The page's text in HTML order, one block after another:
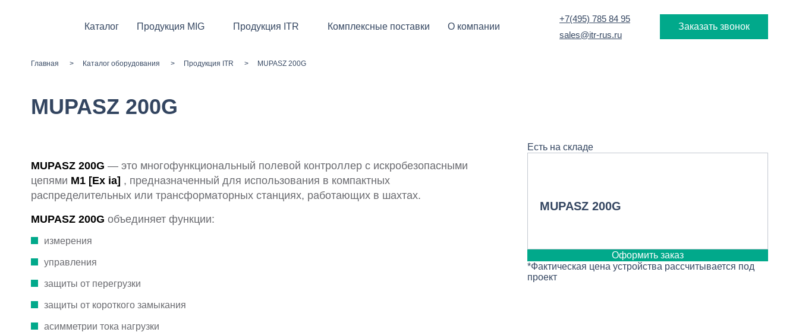
Каталог Продукция MIG Продукция ITR Комплексные поставки О компании
+7(495) 785 84 95
sales@itr-rus.ru
Заказать звонок
Главная Каталог оборудования Продукция ITR MUPASZ 200G
MUPASZ 200G
MUPASZ 200G — это многофункциональный полевой контроллер с искробезопасными
цепями M1 [Ex ia] , предназначенный для использования в компактных
распределительных или трансформаторных станциях, работающих в шахтах.
MUPASZ 200G объединяет функции:
измерения
управления
защиты от перегрузки
защиты от короткого замыкания
асимметрии тока нагрузки
Есть на складе
MUPASZ 200G
Оформить заказ
*Фактическая цена устройства рассчитывается под
проект